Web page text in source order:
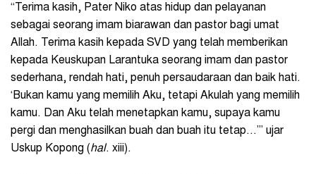
“Terima kasih, Pater Niko atas hidup dan pelayanan
sebagai seorang imam biarawan dan pastor bagi umat
Allah. Terima kasih kepada SVD yang telah memberikan
kepada Keuskupan Larantuka seorang imam dan pastor
sederhana, rendah hati, penuh persaudaraan dan baik hati.
‘Bukan kamu yang memilih Aku, tetapi Akulah yang memilih
kamu. Dan Aku telah menetapkan kamu, supaya kamu
pergi dan menghasilkan buah dan buah itu tetap…’” ujar
Uskup Kopong (hal. xiii).